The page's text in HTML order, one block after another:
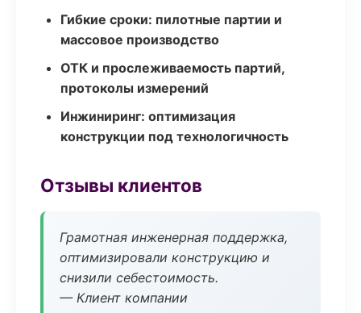
Гибкие сроки: пилотные партии и
массовое производство
ОТК и прослеживаемость партий,
протоколы измерений
Инжиниринг: оптимизация
конструкции под технологичность
Отзывы клиентов
Грамотная инженерная поддержка,
оптимизировали конструкцию и
снизили себестоимость.
— Клиент компании